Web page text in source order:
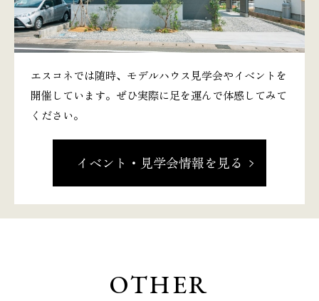
エスコネでは随時、モデルハウス見学会やイベントを
開催しています。ぜひ実際に足を運んで体感してみて
ください。
イベント・見学会情報を見る
OTHER